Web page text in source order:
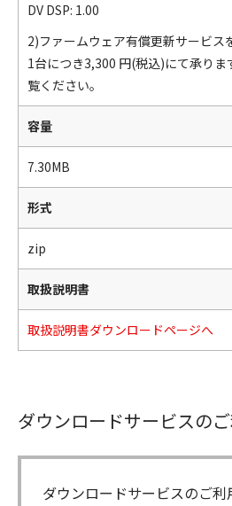
DV DSP: 1.00
2)ファームウェア有償更新サービス
1台につき3,300 円(税込)にて承りま
覧ください。
容量
7.30MB
形式
zip
取扱説明書
取扱説明書ダウンロードページへ
ダウンロードサービスの
ダウンロードサービスのご